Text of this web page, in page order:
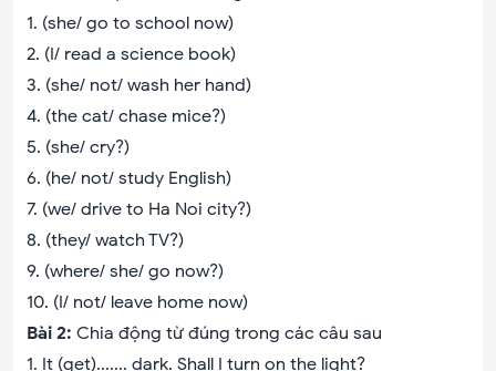
1. (she/ go to school now)
2. (I/ read a science book)
3. (she/ not/ wash her hand)
4. (the cat/ chase mice?)
5. (she/ cry?)
6. (he/ not/ study English)
7. (we/ drive to Ha Noi city?)
8. (they/ watch TV?)
9. (where/ she/ go now?)
10. (I/ not/ leave home now)
Bài 2: Chia động từ đúng trong các câu sau
1. It (get)....... dark. Shall I turn on the light?